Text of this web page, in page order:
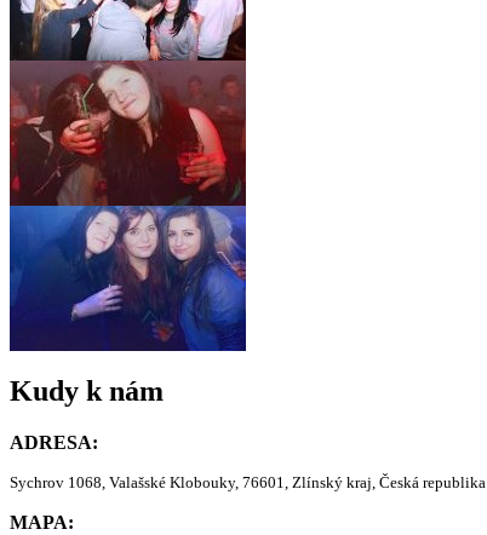
Kudy k nám
ADRESA:
Sychrov 1068, Valašské Klobouky, 76601, Zlínský kraj, Česká republika
MAPA: